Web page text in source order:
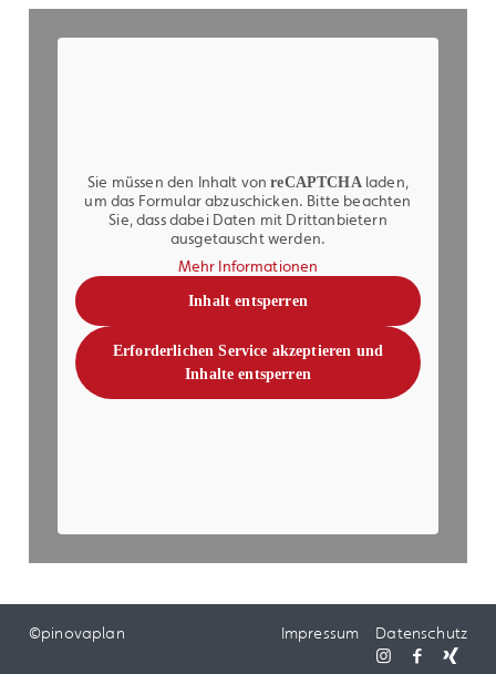
Sie müssen den Inhalt vonreCAPTCHA laden,
um das Formular abzuschicken. Bitte beachten
Sie, dass dabei Daten mit Drittanbietern
ausgetauscht werden.
Mehr Informationen
Inhalt entsperren
Erforderlichen Service akzeptieren und
Inhalte entsperren
©pinovaplan Impressum Datenschutz